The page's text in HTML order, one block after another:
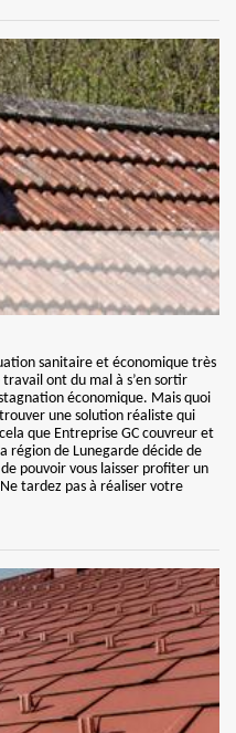
sanitaire et économique très
ont du mal à s’en sortir
économique. Mais quoi
une solution réaliste qui
que Entreprise GC couvreur et
région de Lunegarde décide de
pouvoir vous laisser profiter un
tardez pas à réaliser votre